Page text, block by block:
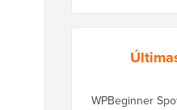
WPBeginner